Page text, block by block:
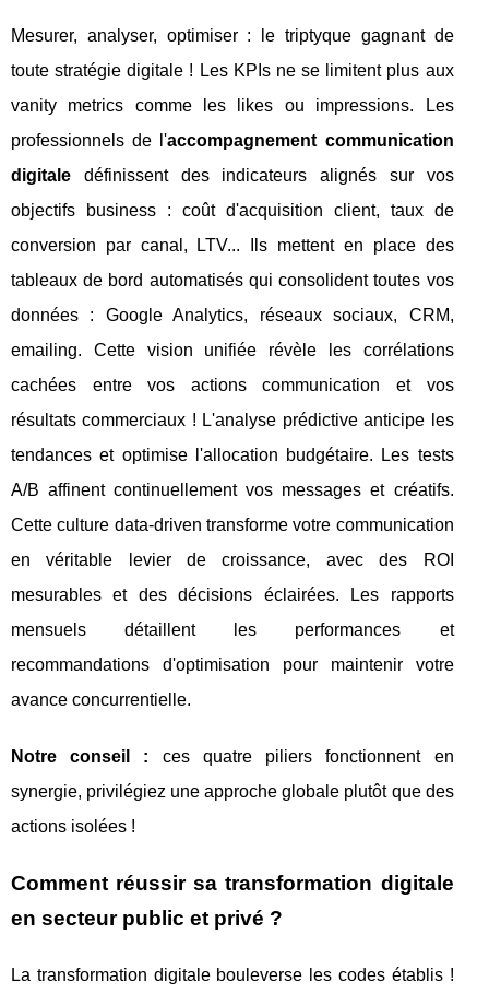
Mesurer, analyser, optimiser : le triptyque gagnant de
toute stratégie digitale ! Les KPIs ne se limitent plus aux
vanity metrics comme les likes ou impressions. Les
professionnels de l'accompagnement communication
digitale définissent des indicateurs alignés sur vos
objectifs business : coût d'acquisition client, taux de
conversion par canal, LTV... Ils mettent en place des
tableaux de bord automatisés qui consolident toutes vos
données : Google Analytics, réseaux sociaux, CRM,
emailing. Cette vision unifiée révèle les corrélations
cachées entre vos actions communication et vos
résultats commerciaux ! L'analyse prédictive anticipe les
tendances et optimise l'allocation budgétaire. Les tests
A/B affinent continuellement vos messages et créatifs.
Cette culture data-driven transforme votre communication
en véritable levier de croissance, avec des ROI
mesurables et des décisions éclairées. Les rapports
mensuels détaillent les performances et
recommandations d'optimisation pour maintenir votre
avance concurrentielle.
Notre conseil : ces quatre piliers fonctionnent en
synergie, privilégiez une approche globale plutôt que des
actions isolées !
Comment réussir sa transformation digitale
en secteur public et privé ?
La transformation digitale bouleverse les codes établis !